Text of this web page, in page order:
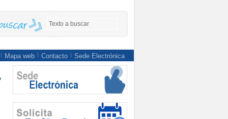
Mapa web Contacto Sede Electrónica